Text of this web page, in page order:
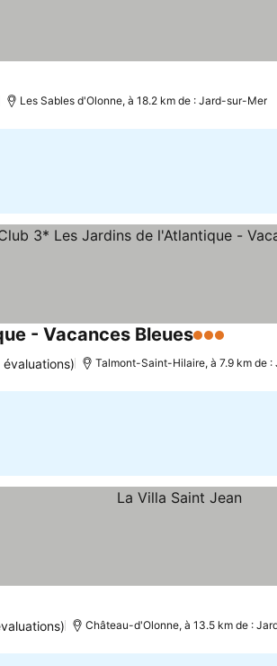
Les Sables d'Olonne, à 18.2 km de : Jard-sur-Mer
- Vacances Bleues3 Étoiles
Talmont-Saint-Hilaire, à 7.9 km de
Château-d'Olonne, à 13.5 km de :